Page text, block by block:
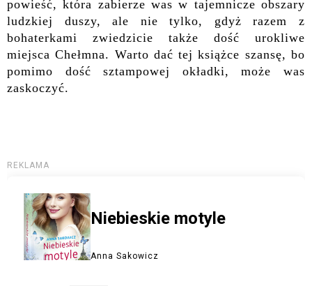
powieść, która zabierze was w tajemnicze obszary
ludzkiej duszy, ale nie tylko, gdyż razem z
bohaterkami zwiedzicie także dość urokliwe
miejsca Chełmna. Warto dać tej książce szansę, bo
pomimo dość sztampowej okładki, może was
zaskoczyć.